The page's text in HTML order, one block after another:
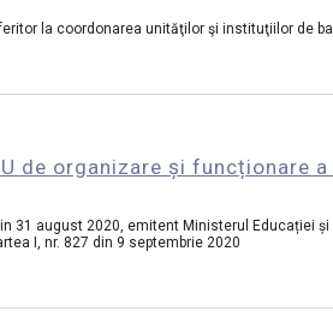
itor la coordonarea unităţilor şi instituţiilor de
de organizare și
31 august 2020, emitent Ministerul Educației și
I, nr. 827 din 9 septembrie 2020